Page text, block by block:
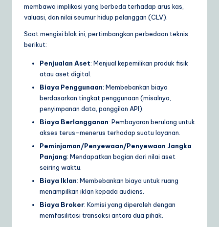
membawa implikasi yang berbeda terhadap arus kas,
valuasi, dan nilai seumur hidup pelanggan (CLV).
Saat mengisi blok ini, pertimbangkan perbedaan teknis
berikut:
Penjualan Aset: Menjual kepemilikan produk fisik
atau aset digital.
Biaya Penggunaan: Membebankan biaya
berdasarkan tingkat penggunaan (misalnya,
penyimpanan data, panggilan API).
Biaya Berlangganan: Pembayaran berulang untuk
akses terus-menerus terhadap suatu layanan.
Peminjaman/Penyewaan/Penyewaan Jangka
Panjang: Mendapatkan bagian dari nilai aset
seiring waktu.
Biaya Iklan: Membebankan biaya untuk ruang
menampilkan iklan kepada audiens.
Biaya Broker: Komisi yang diperoleh dengan
memfasilitasi transaksi antara dua pihak.